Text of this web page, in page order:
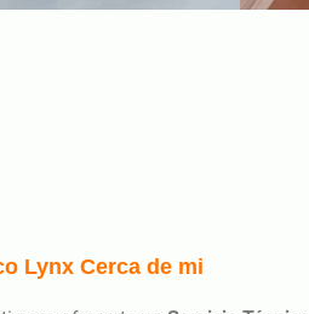
Lynx Cerca de mi